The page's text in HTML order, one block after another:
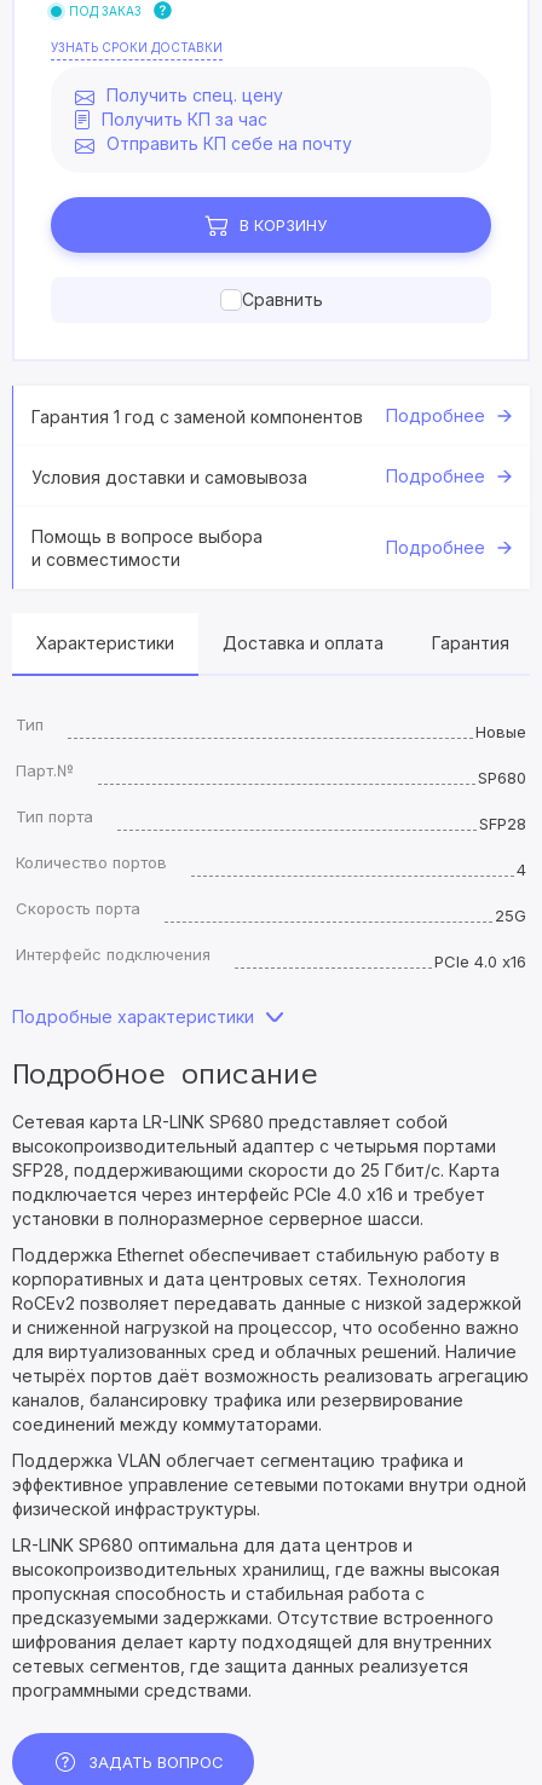
ПОД ЗАКАЗ
УЗНАТЬ СРОКИ ДОСТАВКИ
Получить спец. цену
Получить КП за час
Отправить КП себе на почту
В КОРЗИНУ
Сравнить
Гарантия 1 год с заменой компонентов Подробнее
Условия доставки и самовывоза Подробнее
Помощь в вопросе выбора
и совместимости
Подробнее
Характеристики Доставка и оплата Гарантия
Тип
Новые
Парт.№
SP680
Тип порта
SFP28
Количество портов
4
Скорость порта
25G
Интерфейс подключения
PCIe 4.0 x16
Подробные характеристики
Подробное описание
Сетевая карта LR-LINK SP680 представляет собой
высокопроизводительный адаптер с четырьмя портами
SFP28, поддерживающими скорости до 25 Гбит/с. Карта
подключается через интерфейс PCIe 4.0 x16 и требует
установки в полноразмерное серверное шасси.
Поддержка Ethernet обеспечивает стабильную работу в
корпоративных и дата центровых сетях. Технология
RoCEv2 позволяет передавать данные с низкой задержкой
и сниженной нагрузкой на процессор, что особенно важно
для виртуализованных сред и облачных решений. Наличие
четырёх портов даёт возможность реализовать агрегацию
каналов, балансировку трафика или резервирование
соединений между коммутаторами.
Поддержка VLAN облегчает сегментацию трафика и
эффективное управление сетевыми потоками внутри одной
физической инфраструктуры.
LR-LINK SP680 оптимальна для дата центров и
высокопроизводительных хранилищ, где важны высокая
пропускная способность и стабильная работа с
предсказуемыми задержками. Отсутствие встроенного
шифрования делает карту подходящей для внутренних
сетевых сегментов, где защита данных реализуется
программными средствами.
ЗАДАТЬ ВОПРОС